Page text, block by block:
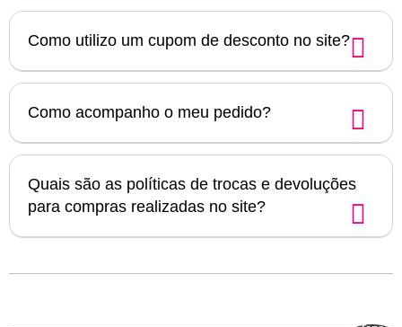
Como utilizo um cupom de desconto no site?
Como acompanho o meu pedido?
Quais são as políticas de trocas e devoluções
para compras realizadas no site?